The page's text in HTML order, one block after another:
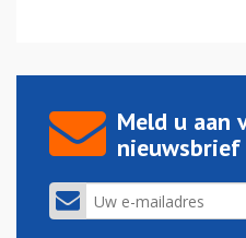
Meld u aan
nieuwsbrief